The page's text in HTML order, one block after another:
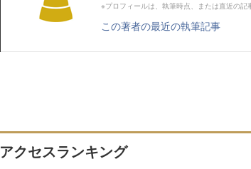
※プロフィールは、執筆時点、または直近の記
この著者の最近の執筆記事
アクセスランキング